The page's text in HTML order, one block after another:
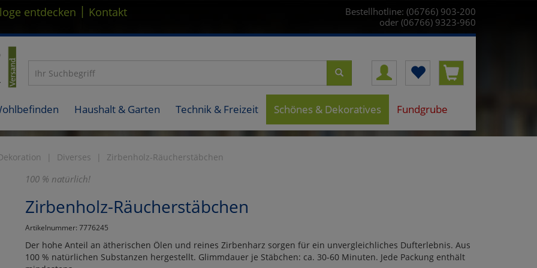
entdecken | Kontakt
Bestellhotline: (06766) 903-200
oder (06766) 9323-960
Haushalt & Garten Technik & Freizeit Schönes & Dekoratives Fundgrube
Diverses Zirbenholz-Räucherstäbchen
100 % natürlich!
Zirbenholz-Räucherstäbchen
Artikelnummer: 7776245
Der hohe Anteil an ätherischen Ölen und reines Zirbenharz sorgen für ein unvergleichliches Dufterlebnis. Aus
100 % natürlichen Substanzen hergestellt. Glimmdauer je Stäbchen: ca. 30-60 Minuten. Jede Packung enthält